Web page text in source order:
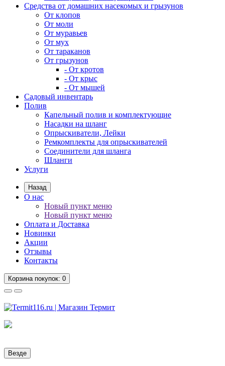
Средства от домашних насекомых и грызунов
От клопов
От моли
От муравьев
От мух
От тараканов
От грызунов
- От кротов
- От крыс
- От мышей
Садовый инвентарь
Полив
Капельный полив и комплектующие
Насадки на шланг
Опрыскиватели, Лейки
Ремкомплекты для опрыскивателей
Соединители для шланга
Шланги
Услуги
Назад
О нас
Новый пункт меню
Новый пункт меню
Оплата и Доставка
Новинки
Акции
Отзывы
Контакты
Корзинапокупок: 0
Везде